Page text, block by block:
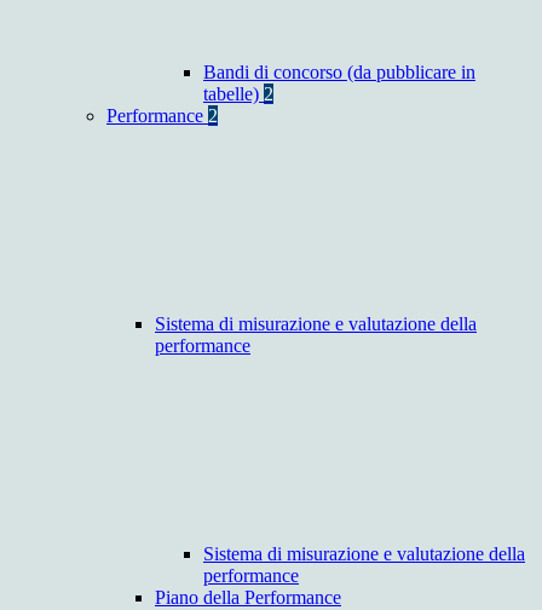
Bandi di concorso (da pubblicare in
tabelle) 2
Performance 2
Sistema di misurazione e valutazione della
performance
Sistema di misurazione e valutazione della
performance
Piano della Performance